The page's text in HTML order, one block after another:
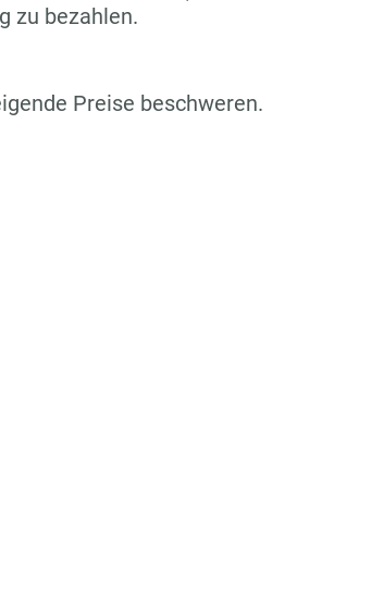
zu bezahlen.
Preise beschweren.